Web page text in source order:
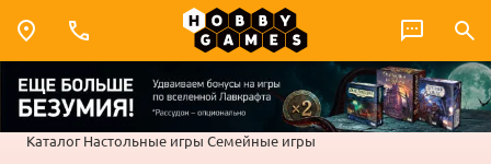
Каталог Настольные игры Семейные игры